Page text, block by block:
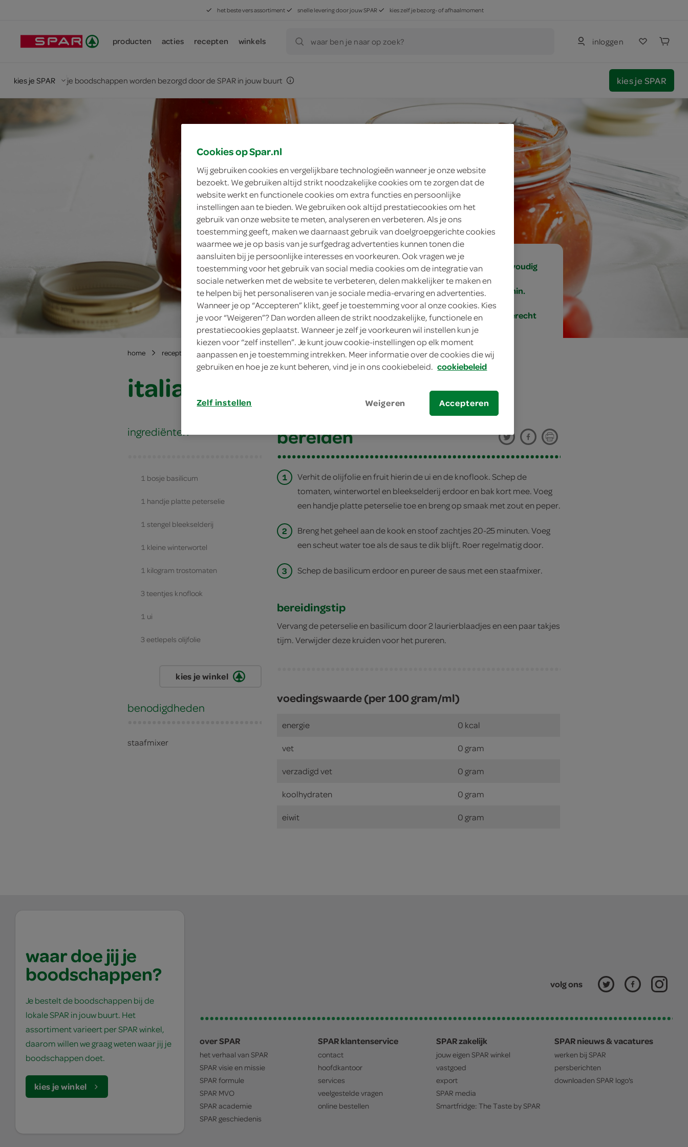
het beste vers assortiment snelle levering door jouw SPAR kies zelf je bezorg- of afhaalmoment
producten acties recepten winkels waar ben je naar op zoek? inloggen
kies je SPAR je boodschappen worden bezorgd door de SPAR in jouw buurt kies je SPAR
eenvoudig
20 min.
bijgerecht
home recepten italiaanse tomatensaus
italiaanse tomatensaus
ingrediënten
1 bosje basilicum
1 handje platte peterselie
1 stengel bleekselderij
1 kleine winterwortel
1 kilogram trostomaten
3 teentjes knoflook
1 ui
3 eetlepels olijfolie
kies je winkel
benodigdheden
staafmixer
bereiden
1
Verhit de olijfolie en fruit hierin de ui en de knoflook. Schep de
tomaten, winterwortel en bleekselderij erdoor en bak kort mee. Voeg
een handje platte peterselie toe en breng op smaak met zout en peper.
2
Breng het geheel aan de kook en stoof zachtjes 20-25 minuten. Voeg
een scheut water toe als de saus te dik blijft. Roer regelmatig door.
3 Schep de basilicum erdoor en pureer de saus met een staafmixer.
bereidingstip
Vervang de peterselie en basilicum door 2 laurierblaadjes en een paar takjes
tijm. Verwijder deze kruiden voor het pureren.
voedingswaarde (per 100 gram/ml)
energie 0 kcal
vet 0 gram
verzadigd vet 0 gram
koolhydraten 0 gram
eiwit 0 gram
waar doe jij je
boodschappen?
Je bestelt de boodschappen bij de
lokale SPAR in jouw buurt. Het
assortiment varieert per SPAR winkel,
daarom willen we graag weten waar jij je
boodschappen doet.
kies je winkel
volg ons
over SPAR
het verhaal van SPAR
SPAR visie en missie
SPAR formule
SPAR MVO
SPAR academie
SPAR geschiedenis
SPAR klantenservice
contact
hoofdkantoor
services
veelgestelde vragen
online bestellen
SPAR zakelijk
jouw eigen SPAR winkel
vastgoed
export
SPAR media
Smartfridge: The Taste bySPAR
SPAR nieuws & vacatures
werken bij SPAR
persberichten
downloaden SPAR logo's
Cookies op Spar.nl
Wij gebruiken cookies en vergelijkbare technologieën wanneer je onze website
bezoekt. We gebruiken altijd strikt noodzakelijke cookies om te zorgen dat de
website werkt en functionele cookies om extra functies en persoonlijke
instellingen aan te bieden. We gebruiken ook altijd prestatiecookies om het
gebruik van onze website te meten, analyseren en verbeteren. Als je ons
toestemming geeft, maken we daarnaast gebruik van doelgroepgerichte cookies
waarmee we je op basis van je surfgedrag advertenties kunnen tonen die
aansluiten bij je persoonlijke interesses en voorkeuren. Ook vragen we je
toestemming voor het gebruik van social media cookies om de integratie van
sociale netwerken met de website te verbeteren, delen makkelijker te maken en
te helpen bij het personaliseren van je sociale media-ervaring en advertenties.
Wanneer je op “Accepteren” klikt, geef je toestemming voor al onze cookies. Kies
je voor “Weigeren”? Dan worden alleen de strikt noodzakelijke, functionele en
prestatiecookies geplaatst. Wanneer je zelf je voorkeuren wil instellen kun je
kiezen voor “zelf instellen”. Je kunt jouw cookie-instellingen op elk moment
aanpassen en je toestemming intrekken. Meer informatie over de cookies die wij
gebruiken en hoe je ze kunt beheren, vind je in ons cookiebeleid. cookiebeleid
Zelf instellen Weigeren Accepteren